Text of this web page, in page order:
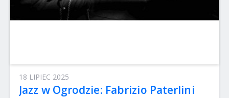
18 LIPIEC 2025
Jazz w Ogrodzie: Fabrizio Paterlini